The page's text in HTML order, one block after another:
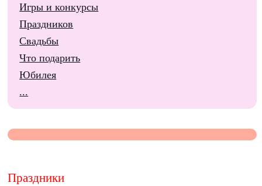
Игры и конкурсы
Праздников
Свадьбы
Что подарить
Юбилея
...
Праздники